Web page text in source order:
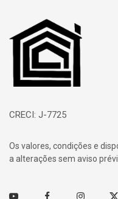
Página inicial
CRECI: J-7725
Os valores, condições e
a alterações sem aviso
Youtube FacebookInstagram